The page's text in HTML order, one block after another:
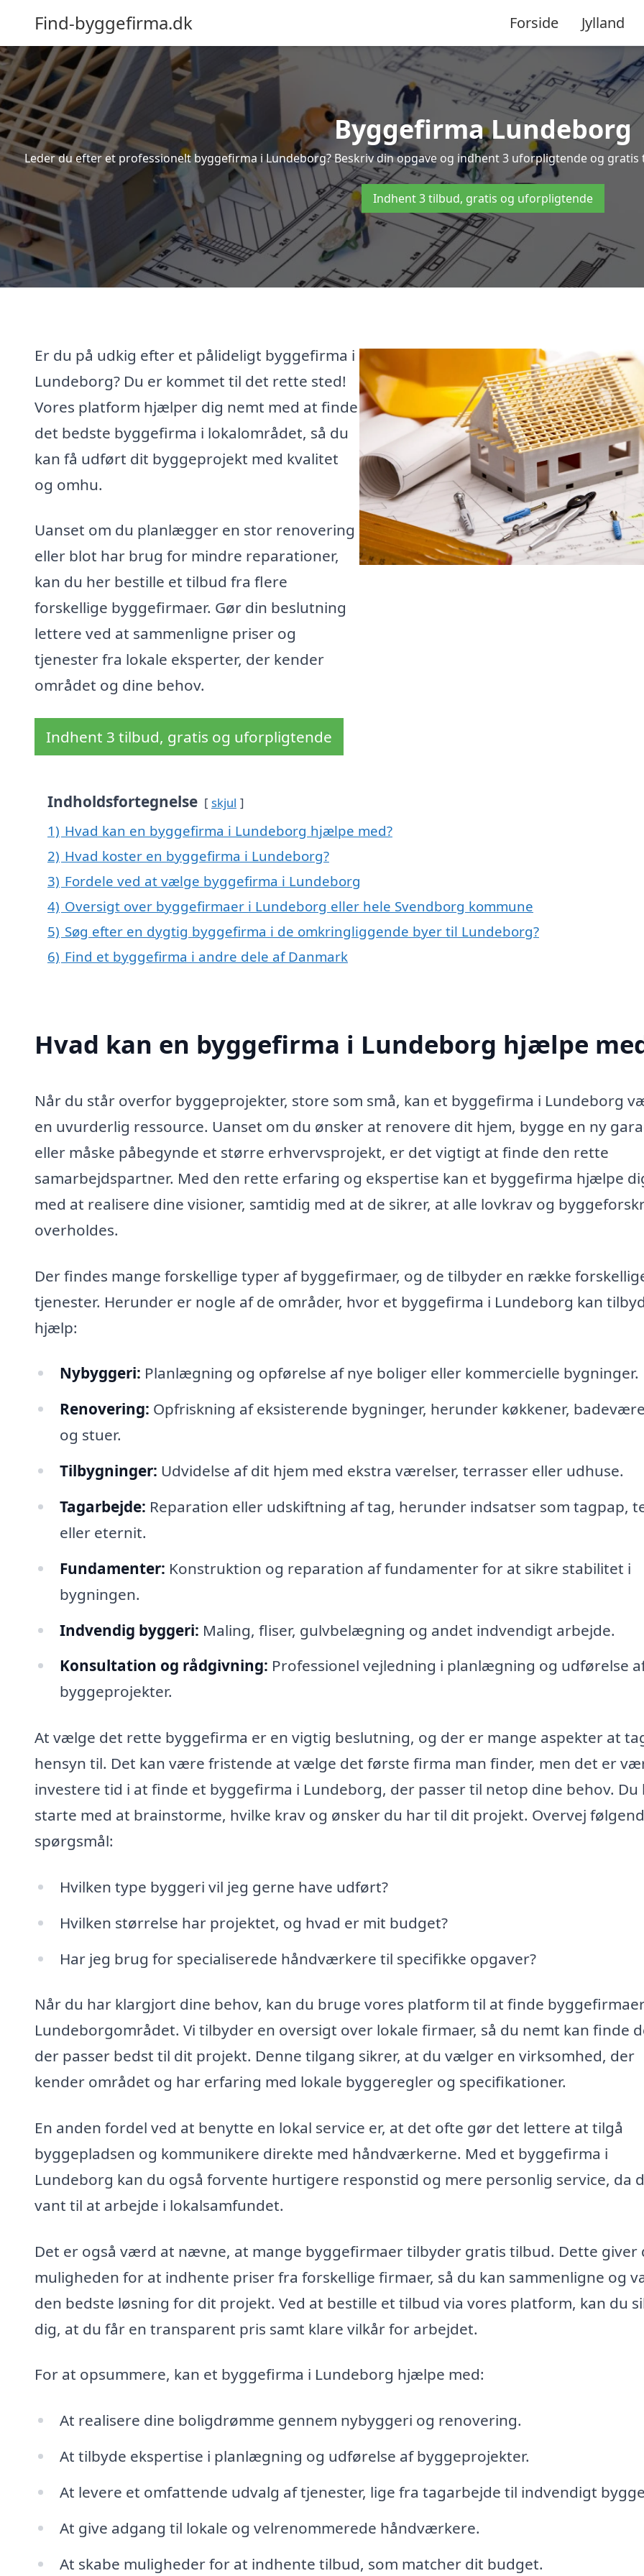
Find-byggefirma.dk Forside Jylland
Byggefirma Lundeborg
Leder du efter et professionelt byggefirma i Lundeborg? Beskriv din opgave og indhent 3 uforpligtende og
Indhent 3 tilbud, gratis og uforpligtende
Er du på udkig efter et pålideligt byggefirma i
Lundeborg? Du er kommet til det rette sted!
Vores platform hjælper dig nemt med at finde
det bedste byggefirma i lokalområdet, så du
kan få udført dit byggeprojekt med kvalitet
og omhu.
Uanset om du planlægger en stor renovering
eller blot har brug for mindre reparationer,
kan du her bestille et tilbud fra flere
forskellige byggefirmaer. Gør din beslutning
lettere ved at sammenligne priser og
tjenester fra lokale eksperter, der kender
området og dine behov.
Indhent 3 tilbud, gratis og uforpligtende
Indholdsfortegnelse skjul
1) Hvad kan en byggefirma i Lundeborg hjælpe med?
2) Hvad koster en byggefirma i Lundeborg?
3) Fordele ved at vælge byggefirma i Lundeborg
4) Oversigt over byggefirmaer i Lundeborg eller hele Svendborg kommune
5) Søg efter en dygtig byggefirma i de omkringliggende byer til Lundeborg?
6) Find et byggefirma i andre dele af Danmark
Hvad kan en byggefirma i Lundeborg hjælpe
Når du står overfor byggeprojekter, store som små, kan et byggefirma i Lundeborg
en uvurderlig ressource. Uanset om du ønsker at renovere dit hjem, bygge en ny
eller måske påbegynde et større erhvervsprojekt, er det vigtigt at finde den rette
samarbejdspartner. Med den rette erfaring og ekspertise kan et byggefirma hjælpe
med at realisere dine visioner, samtidig med at de sikrer, at alle lovkrav og
overholdes.
Der findes mange forskellige typer af byggefirmaer, og de tilbyder en række
tjenester. Herunder er nogle af de områder, hvor et byggefirma i Lundeborg kan
hjælp:
Nybyggeri: Planlægning og opførelse af nye boliger eller kommercielle bygninger.
Renovering: Opfriskning af eksisterende bygninger, herunder køkkener,
og stuer.
Tilbygninger: Udvidelse af dit hjem med ekstra værelser, terrasser eller udhuse.
Tagarbejde: Reparation eller udskiftning af tag, herunder indsatser som tagpap,
eller eternit.
Fundamenter: Konstruktion og reparation af fundamenter for at sikre stabilitet i
bygningen.
Indvendig byggeri: Maling, fliser, gulvbelægning og andet indvendigt arbejde.
Konsultation og rådgivning: Professionel vejledning i planlægning og udførelse
byggeprojekter.
At vælge det rette byggefirma er en vigtig beslutning, og der er mange aspekter at
hensyn til. Det kan være fristende at vælge det første firma man finder, men det er
investere tid i at finde et byggefirma i Lundeborg, der passer til netop dine behov. Du
starte med at brainstorme, hvilke krav og ønsker du har til dit projekt. Overvej
spørgsmål:
Hvilken type byggeri vil jeg gerne have udført?
Hvilken størrelse har projektet, og hvad er mit budget?
Har jeg brug for specialiserede håndværkere til specifikke opgaver?
Når du har klargjort dine behov, kan du bruge vores platform til at finde
Lundeborgområdet. Vi tilbyder en oversigt over lokale firmaer, så du nemt kan finde
der passer bedst til dit projekt. Denne tilgang sikrer, at du vælger en virksomhed, der
kender området og har erfaring med lokale byggeregler og specifikationer.
En anden fordel ved at benytte en lokal service er, at det ofte gør det lettere at tilgå
byggepladsen og kommunikere direkte med håndværkerne. Med et byggefirma i
Lundeborg kan du også forvente hurtigere responstid og mere personlig service, da
vant til at arbejde i lokalsamfundet.
Det er også værd at nævne, at mange byggefirmaer tilbyder gratis tilbud. Dette giver
muligheden for at indhente priser fra forskellige firmaer, så du kan sammenligne og
den bedste løsning for dit projekt. Ved at bestille et tilbud via vores platform, kan du
dig, at du får en transparent pris samt klare vilkår for arbejdet.
For at opsummere, kan et byggefirma i Lundeborg hjælpe med:
At realisere dine boligdrømme gennem nybyggeri og renovering.
At tilbyde ekspertise i planlægning og udførelse af byggeprojekter.
At levere et omfattende udvalg af tjenester, lige fra tagarbejde til indvendigt
At give adgang til lokale og velrenommerede håndværkere.
At skabe muligheder for at indhente tilbud, som matcher dit budget.